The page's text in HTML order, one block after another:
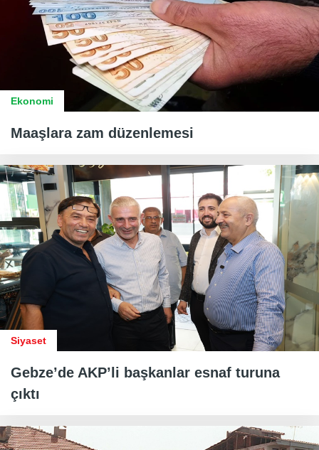
Ekonomi
Maaşlara zam düzenlemesi
Siyaset
Gebze’de AKP’li başkanlar esnaf turuna
çıktı